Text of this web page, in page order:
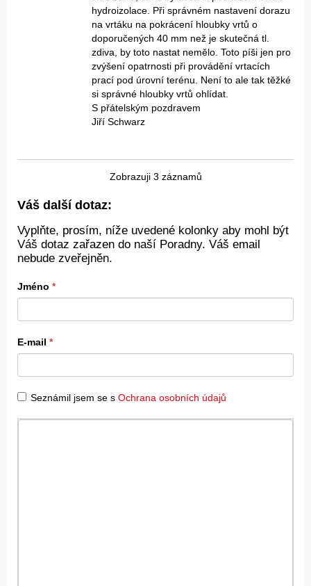
hydroizolace. Při správném nastavení dorazu
na vrtáku na pokrácení hloubky vrtů o
doporučených 40 mm než je skutečná tl.
zdiva, by toto nastat nemělo. Toto píši jen pro
zvýšení opatrnosti při provádění vrtacích
prací pod úrovní terénu. Není to ale tak těžké
si správné hloubky vrtů ohlídat.
S přátelským pozdravem
Jiří Schwarz
Zobrazuji 3 záznamů
Váš další dotaz:
Vyplňte, prosím, níže uvedené kolonky aby mohl být
Váš dotaz zařazen do naší Poradny. Váš email
nebude zveřejněn.
Jméno *
E-mail *
Seznámil jsem se s Ochrana osobních údajů